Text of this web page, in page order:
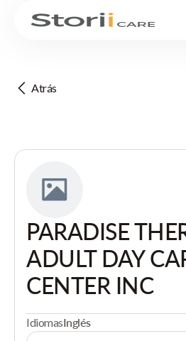
Atrás
PARADISE
ADULT DAY
CENTER INC
IdiomasInglés